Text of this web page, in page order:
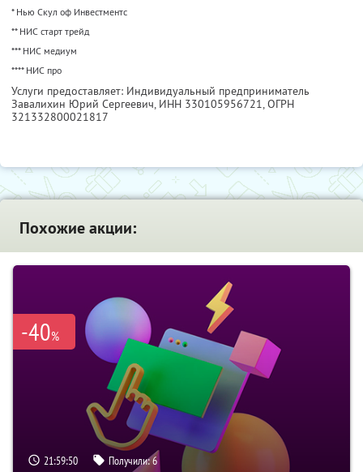
* Нью Скул оф Инвестментс
** НИС старт трейд
*** НИС медиум
**** НИС про
Услуги предоставляет: Индивидуальный предприниматель
Завалихин Юрий Сергеевич, ИНН 330105956721, ОГРН
321332800021817
Похожие акции:
-40%
21:59:49 Получили:6